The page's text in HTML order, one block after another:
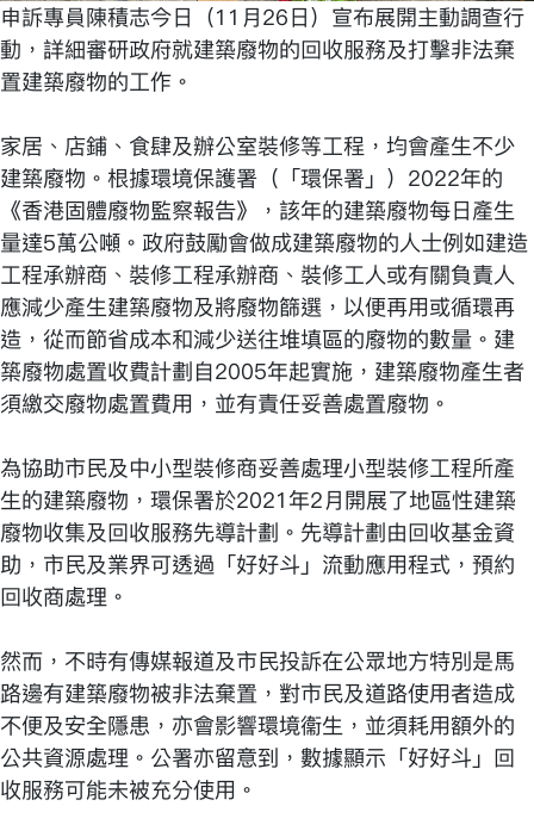
申訴專員陳積志今日（11月26日）宣布展開主動調查行
動，詳細審研政府就建築廢物的回收服務及打擊非法棄
置建築廢物的工作。
家居、店鋪、食肆及辦公室裝修等工程，均會產生不少
建築廢物。根據環境保護署（「環保署」）2022年的
《香港固體廢物監察報告》，該年的建築廢物每日產生
量達5萬公噸。政府鼓勵會做成建築廢物的人士例如建造
工程承辦商、裝修工程承辦商、裝修工人或有關負責人
應減少產生建築廢物及將廢物篩選，以便再用或循環再
造，從而節省成本和減少送往堆填區的廢物的數量。建
築廢物處置收費計劃自2005年起實施，建築廢物產生者
須繳交廢物處置費用，並有責任妥善處置廢物。
為協助市民及中小型裝修商妥善處理小型裝修工程所產
生的建築廢物，環保署於2021年2月開展了地區性建築
廢物收集及回收服務先導計劃。先導計劃由回收基金資
助，市民及業界可透過「好好斗」流動應用程式，預約
回收商處理。
然而，不時有傳媒報道及市民投訴在公眾地方特別是馬
路邊有建築廢物被非法棄置，對市民及道路使用者造成
不便及安全隱患，亦會影響環境衞生，並須耗用額外的
公共資源處理。公署亦留意到，數據顯示「好好斗」回
收服務可能未被充分使用。